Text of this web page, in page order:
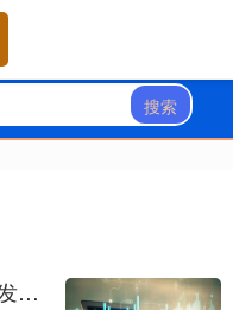
搜索
亦丰策略 半导体设备行业迎来发展黄金期 16只绩优潜力股曝光